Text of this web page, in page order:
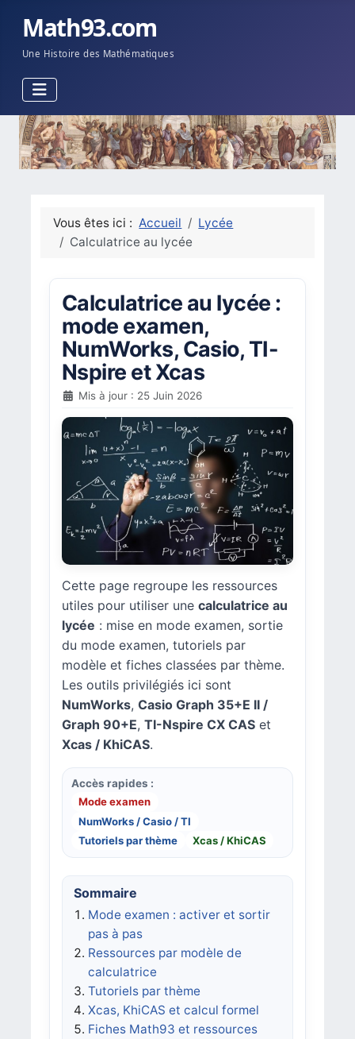
Math93.com
Une Histoire des Mathématiques
Vous êtes ici : Accueil
Lycée
Calculatrice au lycée
Calculatrice au lycée :
mode examen,
NumWorks, Casio, TI-
Nspire et Xcas
Mis à jour : 25 Juin 2026
Cette page regroupe les ressources
utiles pour utiliser une calculatrice au
lycée : mise en mode examen, sortie
du mode examen, tutoriels par
modèle et fiches classées par thème.
Les outils privilégiés ici sont
NumWorks, Casio Graph 35+E II /
Graph 90+E, TI-Nspire CX CASet
Xcas / KhiCAS.
Accès rapides :
Mode examen
NumWorks / Casio / TI
Tutoriels par thème
Xcas / KhiCAS
Sommaire
Mode examen : activer et sortir
pas à pas
Ressources par modèle de
calculatrice
Tutoriels par thème
Xcas, KhiCAS et calcul formel
Fiches Math93 et ressources